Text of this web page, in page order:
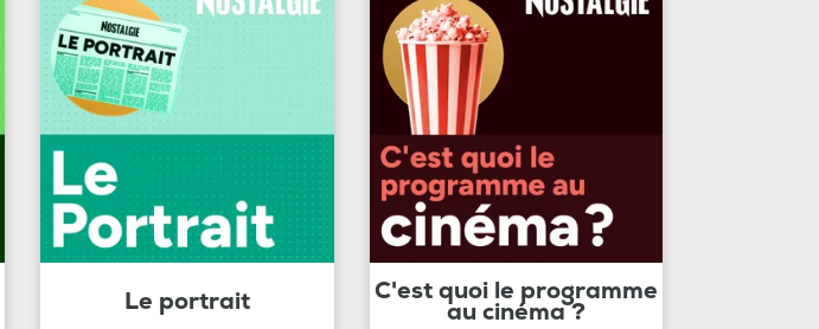
Le portrait C'est quoi le programme
au cinéma ?